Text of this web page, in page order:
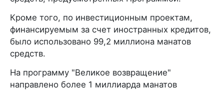
Кроме того, по инвестиционным проектам,
финансируемым за счет иностранных кредитов,
было использовано 99,2 миллиона манатов
средств.
На программу "Великое возвращение"
направлено более 1 миллиарда манатов